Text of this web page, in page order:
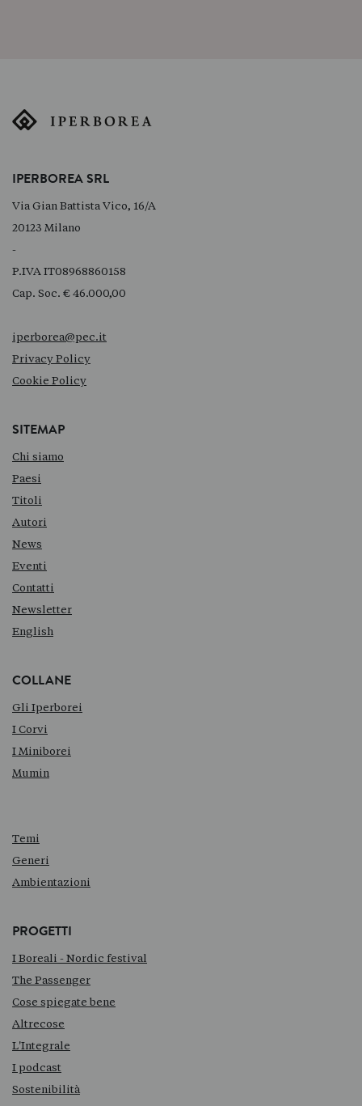
IPERBOREA SRL
Via Gian Battista Vico, 16/A
20123 Milano
-
P.IVA IT08968860158
Cap. Soc. € 46.000,00
iperborea@pec.it
Privacy Policy
Cookie Policy
SITEMAP
Chi siamo
Paesi
Titoli
Autori
News
Eventi
Contatti
Newsletter
English
COLLANE
Gli Iperborei
I Corvi
I Miniborei
Mumin
Temi
Generi
Ambientazioni
PROGETTI
I Boreali - Nordic festival
The Passenger
Cose spiegate bene
Altrecose
L'Integrale
I podcast
Sostenibilità